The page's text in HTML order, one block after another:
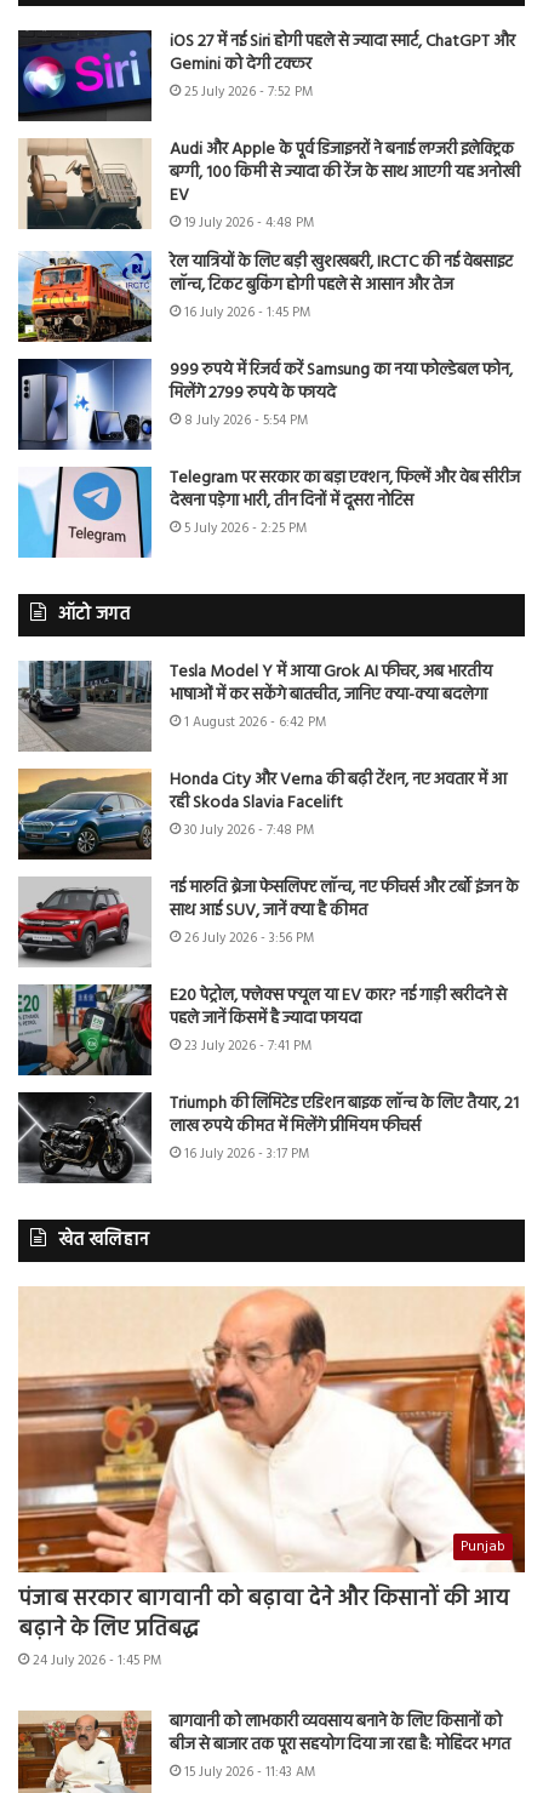
iOS 27 में नई Siri होगी पहले से ज्यादा स्मार्ट, ChatGPT और
Gemini को देगी टक्कर
25 July 2026 - 7:52 PM
Audi और Apple के पूर्व डिजाइनरों ने बनाई लग्जरी इलेक्ट्रिक
बग्गी, 100 किमी से ज्यादा की रेंज के साथ आएगी यह अनोखी
EV
19 July 2026 - 4:48 PM
रेल यात्रियों के लिए बड़ी खुशखबरी, IRCTC की नई वेबसाइट
लॉन्च, टिकट बुकिंग होगी पहले से आसान और तेज
16 July 2026 - 1:45 PM
999 रुपये में रिजर्व करें Samsung का नया फोल्डेबल फोन,
मिलेंगे 2799 रुपये के फायदे
8 July 2026 - 5:54 PM
Telegram पर सरकार का बड़ा एक्शन, फिल्में और वेब सीरीज
देखना पड़ेगा भारी, तीन दिनों में दूसरा नोटिस
5 July 2026 - 2:25 PM
ऑटो जगत
Tesla Model Y में आया Grok AI फीचर, अब भारतीय
भाषाओं में कर सकेंगे बातचीत, जानिए क्या-क्या बदलेगा
1 August 2026 - 6:42 PM
Honda City और Verna की बढ़ी टेंशन, नए अवतार में आ
रही Skoda Slavia Facelift
30 July 2026 - 7:48 PM
नई मारुति ब्रेजा फेसलिफ्ट लॉन्च, नए फीचर्स और टर्बो इंजन के
साथ आई SUV, जानें क्या है कीमत
26 July 2026 - 3:56 PM
E20 पेट्रोल, फ्लेक्स फ्यूल या EV कार? नई गाड़ी खरीदने से
पहले जानें किसमें है ज्यादा फायदा
23 July 2026 - 7:41 PM
Triumph की लिमिटेड एडिशन बाइक लॉन्च के लिए तैयार, 21
लाख रुपये कीमत में मिलेंगे प्रीमियम फीचर्स
16 July 2026 - 3:17 PM
खेत खलिहान
Punjab
पंजाब सरकार बागवानी को बढ़ावा देने और किसानों की आय
बढ़ाने के लिए प्रतिबद्ध
24 July 2026 - 1:45 PM
बागवानी को लाभकारी व्यवसाय बनाने के लिए किसानों को
बीज से बाजार तक पूरा सहयोग दिया जा रहा है: मोहिंदर भगत
15 July 2026 - 11:43 AM